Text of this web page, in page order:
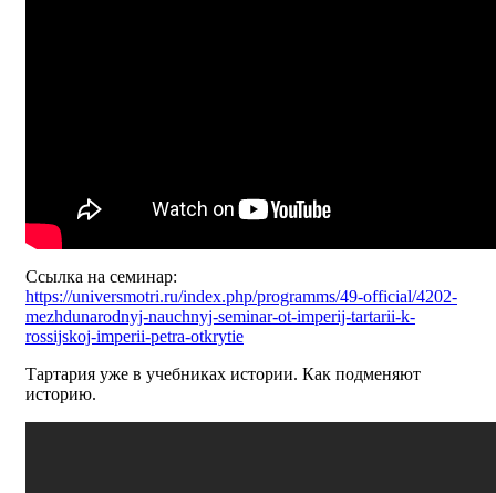
Ссылка на семинар:
https://universmotri.ru/index.php/programms/49-official/4202-
mezhdunarodnyj-nauchnyj-seminar-ot-imperij-tartarii-k-
rossijskoj-imperii-petra-otkrytie
Тартария уже в учебниках истории. Как подменяют
историю.